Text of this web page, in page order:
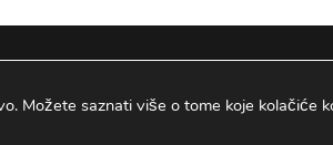
Možete saznati više o tome koje kolačiće